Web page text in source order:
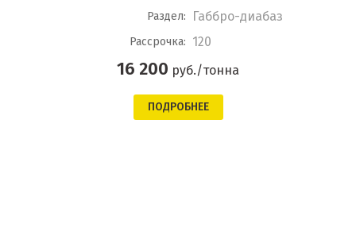
Раздел: Габбро-диабаз
Рассрочка: 120
16 200 руб./тонна
ПОДРОБНЕЕ